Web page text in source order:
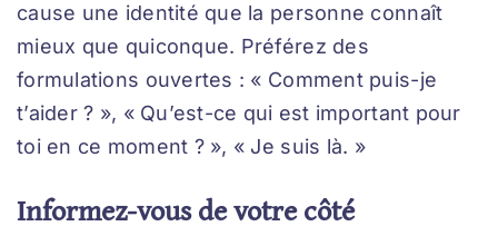
cause une identité que la personne connaît
mieux que quiconque. Préférez des
formulations ouvertes : « Comment puis-je
t’aider ? », « Qu’est-ce qui est important pour
toi en ce moment ? », « Je suis là. »
Informez-vous de votre côté